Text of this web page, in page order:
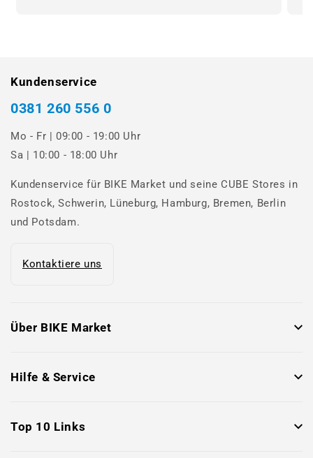
Kundenservice
0381 260 556 0
Mo - Fr | 09:00 - 19:00 Uhr
Sa | 10:00 - 18:00 Uhr
Kundenservice für BIKE Market und seine CUBE Stores in
Rostock, Schwerin, Lüneburg, Hamburg, Bremen, Berlin
und Potsdam.
Kontaktiere uns
Über BIKE Market
Hilfe & Service
Top 10 Links